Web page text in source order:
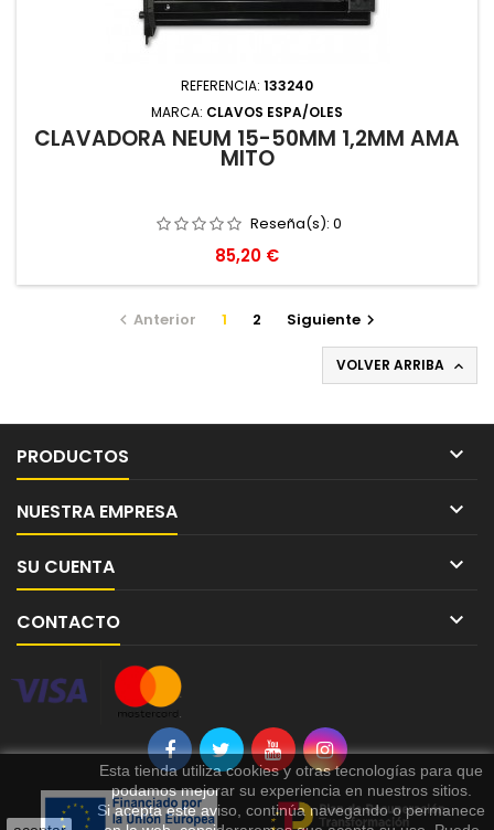
REFERENCIA: 133240
MARCA: CLAVOS ESPA/OLES
CLAVADORA NEUM 15-50MM 1,2MM AMA
MITO
Reseña(s): 0
Precio
85,20 €
 Anterior 1 2 Siguiente 
VOLVER ARRIBA 
PRODUCTOS 
NUESTRA EMPRESA 
SU CUENTA 
CONTACTO 
Esta tienda utiliza cookies y otras tecnologías para que
podamos mejorar su experiencia en nuestros sitios.
Si acepta este aviso, continúa navegando o permanece